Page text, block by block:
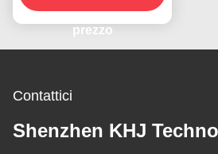
prezzo
Contattici
Shenzhen KHJ